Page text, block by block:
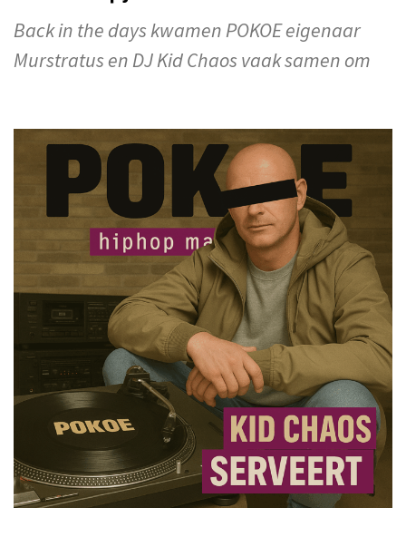
Back in the days kwamen POKOE eigenaar
Murstratus en DJ Kid Chaos vaak samen om